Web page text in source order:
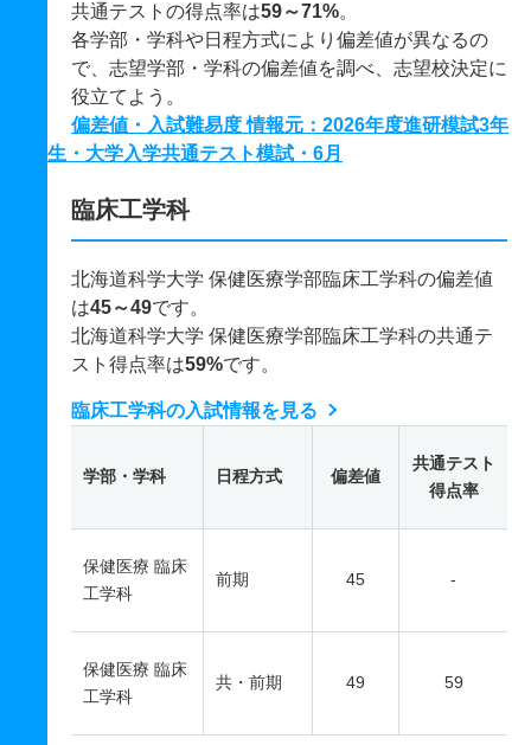
共通テストの得点率は59～71%。
各学部・学科や日程方式により偏差値が異なるの
で、志望学部・学科の偏差値を調べ、志望校決定に
役立てよう。
偏差値・入試難易度 情報元：2026年度進研模試3年
生・大学入学共通テスト模試・6月
臨床工学科
北海道科学大学 保健医療学部臨床工学科の偏差値
は45～49です。
北海道科学大学 保健医療学部臨床工学科の共通テ
スト得点率は59%です。
臨床工学科の入試情報を見る
学部・学科 日程方式 偏差値
共通テスト
得点率
保健医療 臨床
工学科
前期 45 -
保健医療 臨床
工学科
共・前期 49 59